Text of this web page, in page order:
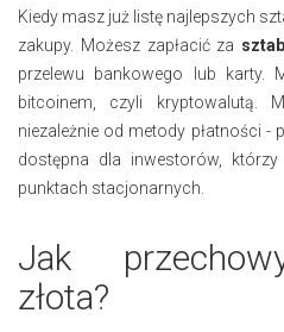
Kiedy masz już listę najlepszych
zakupy. Możesz zapłacić za
przelewu bankowego lub karty.
bitcoinem, czyli kryptowalutą.
niezależnie od metody płatności -
dostępna dla inwestorów,
punktach stacjonarnych.
Jak
złota?